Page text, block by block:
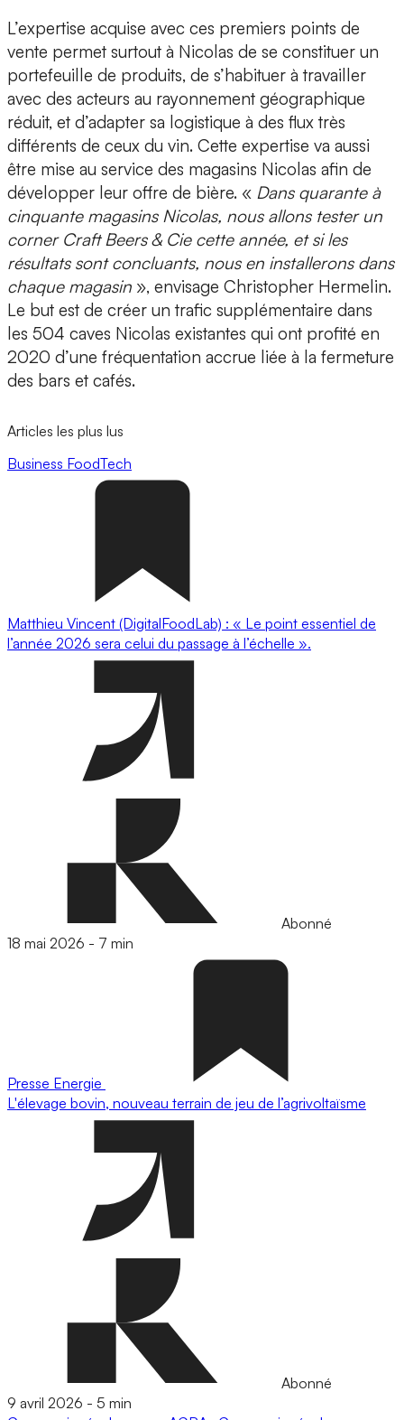
L’expertise acquise avec ces premiers points de
vente permet surtout à Nicolas de se constituer un
portefeuille de produits, de s’habituer à travailler
avec des acteurs au rayonnement géographique
réduit, et d’adapter sa logistique à des flux très
différents de ceux du vin. Cette expertise va aussi
être mise au service des magasins Nicolas afin de
développer leur offre de bière. « Dans quarante à
cinquante magasins Nicolas, nous allons tester un
corner Craft Beers & Cie cette année, et si les
résultats sont concluants, nous en installerons dans
chaque magasin », envisage Christopher Hermelin.
Le but est de créer un trafic supplémentaire dans
les 504 caves Nicolas existantes qui ont profité en
2020 d’une fréquentation accrue liée à la fermeture
des bars et cafés.
Articles les plus lus
Business FoodTech
Matthieu Vincent (DigitalFoodLab) : « Le point essentiel de
l’année 2026 sera celui du passage à l’échelle ».
Abonné
18 mai 2026 - 7 min
Presse Energie
L'élevage bovin, nouveau terrain de jeu de l’agrivoltaïsme
Abonné
9 avril 2026 - 5 min